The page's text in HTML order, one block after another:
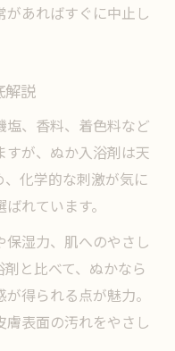
あればすぐに中止し
解説
塩、香料、着色料など
すが、ぬか入浴剤は天
化学的な刺激が気に
れています。
湿力、肌へのやさし
と比べて、ぬかなら
得られる点が魅力。
膚表面の汚れをやさし